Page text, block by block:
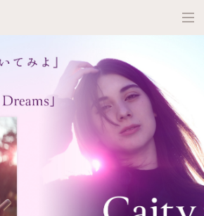
SCHEDULE
PROFILE